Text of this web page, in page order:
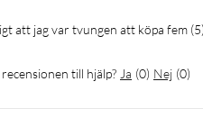
att jag var tvungen att köpa fem
till hjälp? Ja (0) Nej (0)